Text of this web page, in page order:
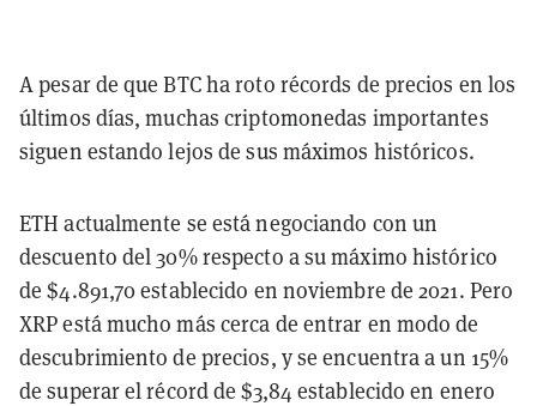
A pesar de que BTC ha roto récords de precios en los
últimos días, muchas criptomonedas importantes
siguen estando lejos de sus máximos históricos.
ETH actualmente se está negociando con un
descuento del 30% respecto a su máximo histórico
de $4.891,70 establecido en noviembre de 2021. Pero
XRP está mucho más cerca de entrar en modo de
descubrimiento de precios, y se encuentra a un 15%
de superar el récord de $3,84 establecido en enero